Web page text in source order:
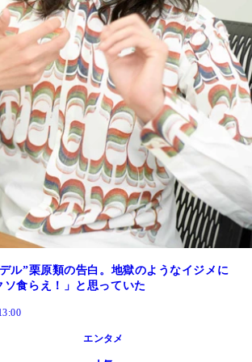
ル”栗原類の告白。地獄のようなイジメに
ソ食らえ！」と思っていた
エンタメ